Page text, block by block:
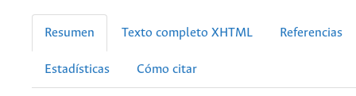
Resumen Texto completo XHTML Referencias
Estadísticas Cómo citar